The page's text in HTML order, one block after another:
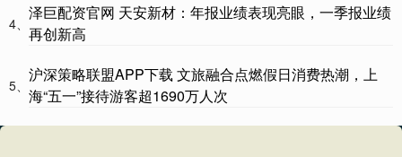
4、
泽巨配资官网 天安新材：年报业绩表现亮眼，一季报业绩
再创新高
5、
沪深策略联盟APP下载 文旅融合点燃假日消费热潮，上
海“五一”接待游客超1690万人次